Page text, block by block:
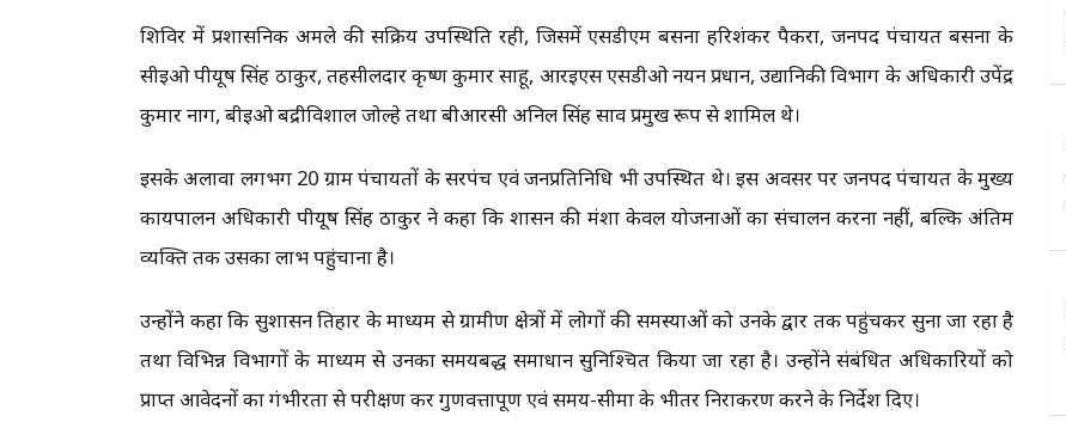
शिविर में प्रशासनिक अमले की सक्रिय उपस्थिति रही, जिसमें एसडीएम बसना हरिशंकर पैकरा, जनपद पंचायत बसना के
सीईओ पीयूष सिंह ठाकुर, तहसीलदार कृष्ण कुमार साहू, आरईएस एसडीओ नयन प्रधान, उद्यानिकी विभाग के अधिकारी उपेंद्र
कुमार नाग, बीईओ बद्रीविशाल जोल्हे तथा बीआरसी अनिल सिंह साव प्रमुख रूप से शामिल थे।
इसके अलावा लगभग 20 ग्राम पंचायतों के सरपंच एवं जनप्रतिनिधि भी उपस्थित थे। इस अवसर पर जनपद पंचायत के मुख्य
कार्यपालन अधिकारी पीयूष सिंह ठाकुर ने कहा कि शासन की मंशा केवल योजनाओं का संचालन करना नहीं, बल्कि अंतिम
व्यक्ति तक उसका लाभ पहुंचाना है।
उन्होंने कहा कि सुशासन तिहार के माध्यम से ग्रामीण क्षेत्रों में लोगों की समस्याओं को उनके द्वार तक पहुंचकर सुना जा रहा है
तथा विभिन्न विभागों के माध्यम से उनका समयबद्ध समाधान सुनिश्चित किया जा रहा है। उन्होंने संबंधित अधिकारियों को
प्राप्त आवेदनों का गंभीरता से परीक्षण कर गुणवत्तापूर्ण एवं समय-सीमा के भीतर निराकरण करने के निर्देश दिए।